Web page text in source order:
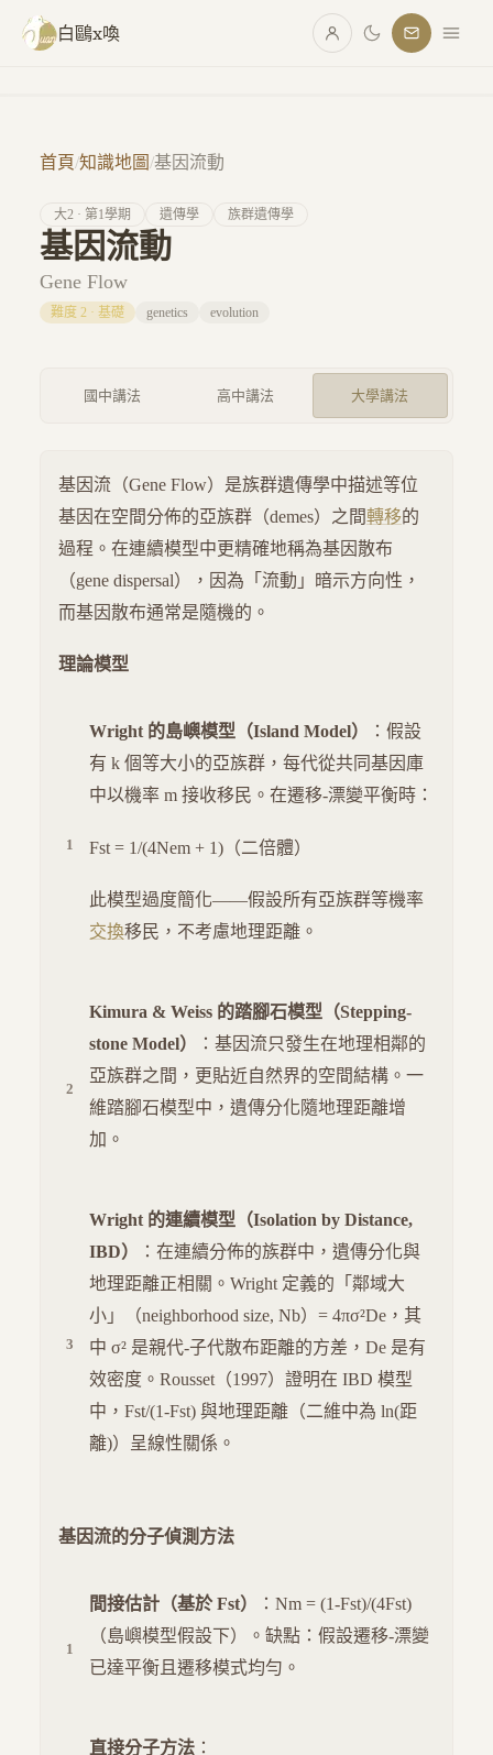
跳至主要內容
白鷗x喚
首頁/知識地圖/基因流動
大2 · 第1學期 遺傳學 族群遺傳學
基因流動
Gene Flow
難度 2 · 基礎 genetics evolution
國中講法 高中講法 大學講法
基因流（Gene Flow）是族群遺傳學中描述等位
基因在空間分佈的亞族群（demes）之間轉移的
過程。在連續模型中更精確地稱為基因散布
（gene dispersal），因為「流動」暗示方向性，
而基因散布通常是隨機的。
理論模型
Wright 的島嶼模型（Island Model）
：假設
有 k 個等大小的亞族群，每代從共同基因庫
中以機率 m 接收移民。在遷移-漂變平衡時：
Fst = 1/(4Nem + 1)（二倍體）
此模型過度簡化——假設所有亞族群等機率
交換移民，不考慮地理距離。
Kimura & Weiss 的踏腳石模型（Stepping-
stone Model）
：基因流只發生在地理相鄰的
亞族群之間，更貼近自然界的空間結構。一
維踏腳石模型中，遺傳分化隨地理距離增
加。
Wright 的連續模型（Isolation by Distance,
IBD）
：在連續分佈的族群中，遺傳分化與
地理距離正相關。Wright 定義的「鄰域大
小」（neighborhood size, Nb）= 4πσ²De，其
中 σ² 是親代-子代散布距離的方差，De 是有
效密度。Rousset（1997）證明在 IBD 模型
中，Fst/(1-Fst) 與地理距離（二維中為 ln(距
離)）呈線性關係。
基因流的分子偵測方法
間接估計（基於 Fst）
：Nm = (1-Fst)/(4Fst)
（島嶼模型假設下）。缺點：假設遷移-漂變
已達平衡且遷移模式均勻。
直接分子方法 ：